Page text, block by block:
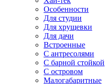
Особенности
Для студии
Для хрущевки
Для дачи
Встроенные
С антресолями
С барной стойкой
С островом
Малогабаритные